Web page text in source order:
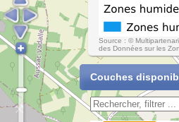
Source : ©
des Données sur les
Couches